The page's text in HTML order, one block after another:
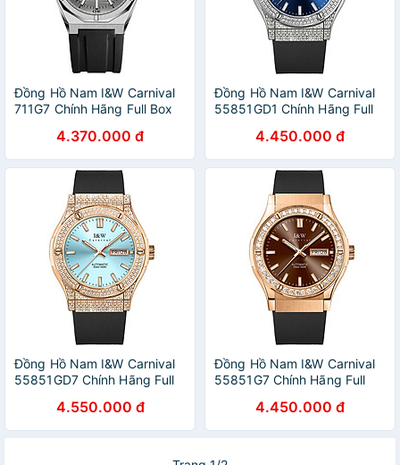
Đồng Hồ Nam I&W Carnival
711G7 Chính Hãng Full Box
Xước Dây Thép Cao Cấp
BH24T (Máy Cơ Tự Động)
4.370.000 đ
Đồng Hồ Nam I&W Carnival
55851GD1 Chính Hãng Full
Chống Xước Dây Silicon Cao
Cấp BH 60T (Máy Cơ Tự
Động)
4.450.000 đ
Đồng Hồ Nam I&W Carnival
55851GD7 Chính Hãng Full
Chống Xước Dây Silicon Cao
Cấp BH 60T (Máy Cơ Tự
4.550.000 đ
Đồng Hồ Nam I&W Carnival
55851G7 Chính Hãng Full
Chống Xước Dây Silicon Cao
Cấp BH 60T (Máy Cơ Tự
4.450.000 đ